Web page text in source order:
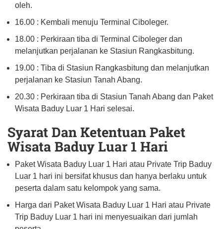
oleh.
16.00 : Kembali menuju Terminal Ciboleger.
18.00 : Perkiraan tiba di Terminal Ciboleger dan
melanjutkan perjalanan ke Stasiun Rangkasbitung.
19.00 : Tiba di Stasiun Rangkasbitung dan melanjutkan
perjalanan ke Stasiun Tanah Abang.
20.30 : Perkiraan tiba di Stasiun Tanah Abang dan Paket
Wisata Baduy Luar 1 Hari selesai.
Syarat Dan Ketentuan Paket
Wisata Baduy Luar 1 Hari
Paket Wisata Baduy Luar 1 Hari atau Private Trip Baduy
Luar 1 hari ini bersifat khusus dan hanya berlaku untuk
peserta dalam satu kelompok yang sama.
Harga dari Paket Wisata Baduy Luar 1 Hari atau Private
Trip Baduy Luar 1 hari ini menyesuaikan dari jumlah